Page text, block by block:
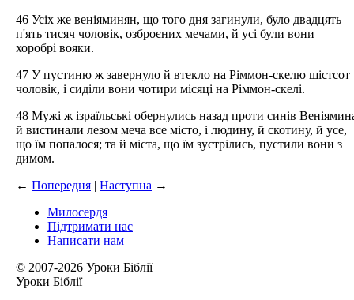
46 Усіх же веніяминян, що того дня загинули, було двадцять
п'ять тисяч чоловік, озброєних мечами, й усі були вони
хоробрі вояки.
47 У пустиню ж завернуло й втекло на Ріммон-скелю шістсот
чоловік, і сиділи вони чотири місяці на Ріммон-скелі.
48 Мужі ж ізраїльські обернулись назад проти синів
й вистинали лезом меча все місто, і людину, й скотину, й усе,
що їм попалося; та й міста, що їм зустрілись, пустили вони з
димом.
← Попередня | Наступна →
Милосердя
Підтримати нас
Написати нам
© 2007-2026 Уроки Біблії
Уроки Біблії